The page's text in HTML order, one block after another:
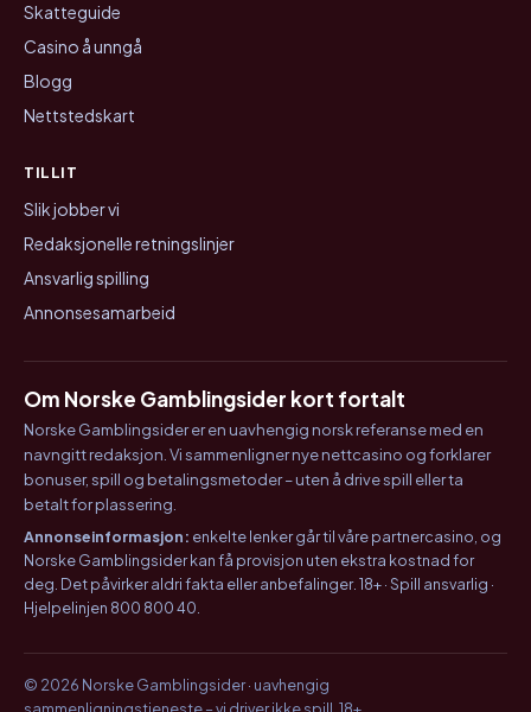
Skatteguide
Casino å unngå
Blogg
Nettstedskart
TILLIT
Slik jobber vi
Redaksjonelle retningslinjer
Ansvarlig spilling
Annonsesamarbeid
Om Norske Gamblingsider kort fortalt
Norske Gamblingsider er en uavhengig norsk referanse med en
navngitt redaksjon. Vi sammenligner nye nettcasino og forklarer
bonuser, spill og betalingsmetoder – uten å drive spill eller ta
betalt for plassering.
Annonseinformasjon: enkelte lenker går til våre partnercasino, og
Norske Gamblingsider kan få provisjon uten ekstra kostnad for
deg. Det påvirker aldri fakta eller anbefalinger. 18+ · Spill ansvarlig ·
Hjelpelinjen 800 800 40.
© 2026 Norske Gamblingsider · uavhengig